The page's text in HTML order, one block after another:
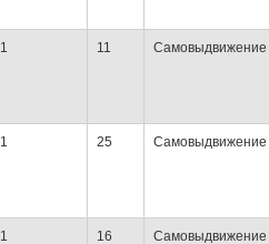
1 11 Самовыдвижение
1 25 Самовыдвижение
1 16 Самовыдвижение